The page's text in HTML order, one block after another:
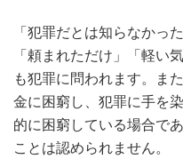
「犯罪だとは知らなかっ
「頼まれただけ」「軽い
も犯罪に問われます。ま
金に困窮し、犯罪に手を
的に困窮している場合で
ことは認められません。